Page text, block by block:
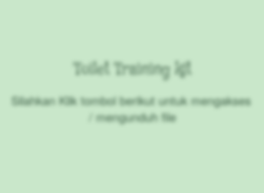
Toilet Training kit
Silahkan Klik tombol berikut untuk mengakses
/ mengunduh file